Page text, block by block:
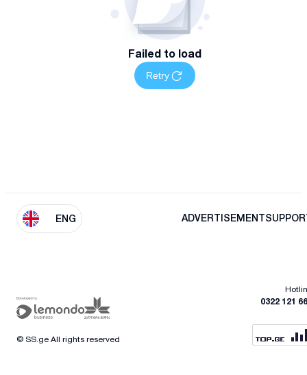
Failed to load
Retry
ENG ADVERTISEMENT
0322 121
© SS.ge All rights reserved